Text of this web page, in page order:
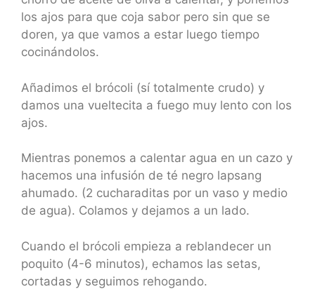
los ajos para que coja sabor pero sin que se
doren, ya que vamos a estar luego tiempo
cocinándolos.
Añadimos el brócoli (sí totalmente crudo) y
damos una vueltecita a fuego muy lento con los
ajos.
Mientras ponemos a calentar agua en un cazo y
hacemos una infusión de té negro lapsang
ahumado. (2 cucharaditas por un vaso y medio
de agua). Colamos y dejamos a un lado.
Cuando el brócoli empieza a reblandecer un
poquito (4-6 minutos), echamos las setas,
cortadas y seguimos rehogando.